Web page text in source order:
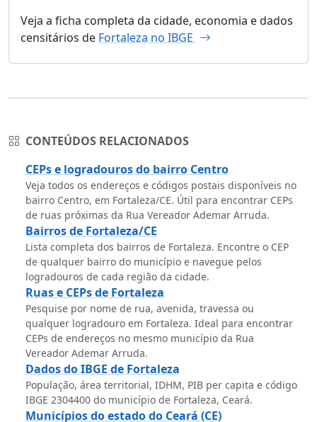
Veja a ficha completa da cidade, economia e dados
censitários de Fortaleza no IBGE
CONTEÚDOS RELACIONADOS
CEPs e logradouros do bairro Centro
Veja todos os endereços e códigos postais disponíveis no
bairro Centro, em Fortaleza/CE. Útil para encontrar CEPs
de ruas próximas da Rua Vereador Ademar Arruda.
Bairros de Fortaleza/CE
Lista completa dos bairros de Fortaleza. Encontre o CEP
de qualquer bairro do município e navegue pelos
logradouros de cada região da cidade.
Ruas e CEPs de Fortaleza
Pesquise por nome de rua, avenida, travessa ou
qualquer logradouro em Fortaleza. Ideal para encontrar
CEPs de endereços no mesmo município da Rua
Vereador Ademar Arruda.
Dados do IBGE de Fortaleza
População, área territorial, IDHM, PIB per capita e código
IBGE 2304400 do município de Fortaleza, Ceará.
Municípios do estado do Ceará (CE)